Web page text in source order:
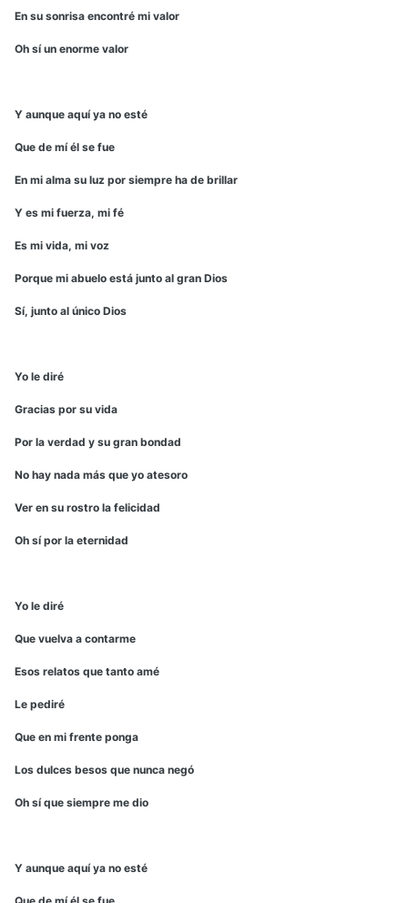
En su sonrisa encontré mi valor
Oh sí un enorme valor
Y aunque aquí ya no esté
Que de mí él se fue
En mi alma su luz por siempre ha de brillar
Y es mi fuerza, mi fé
Es mi vida, mi voz
Porque mi abuelo está junto al gran Dios
Sí, junto al único Dios
Yo le diré
Gracias por su vida
Por la verdad y su gran bondad
No hay nada más que yo atesoro
Ver en su rostro la felicidad
Oh sí por la eternidad
Yo le diré
Que vuelva a contarme
Esos relatos que tanto amé
Le pediré
Que en mi frente ponga
Los dulces besos que nunca negó
Oh sí que siempre me dio
Y aunque aquí ya no esté